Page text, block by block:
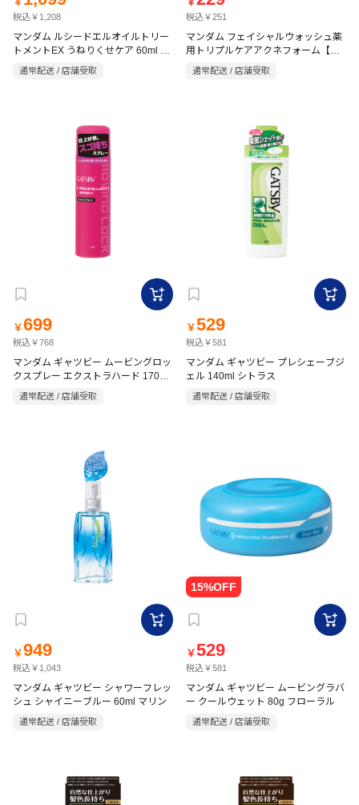
税込￥1,208
マンダム ルシードエルオイルトリー
トメントEX うねりくせケア 60ml フ
ローラル
通常配送 / 店舗受取
税込￥251
マンダム フェイシャルウォッシュ薬
用トリプルケアアクネフォーム【医
薬部外品】 130g シトラス
通常配送 / 店舗受取
￥699
税込￥768
マンダム ギャツビー ムービングロッ
クスプレー エクストラハード 170g
フローラル
通常配送 / 店舗受取
￥529
税込￥581
マンダム ギャツビー プレシェーブジ
ェル 140ml シトラス
通常配送 / 店舗受取
￥949
税込￥1,043
マンダム ギャツビー シャワーフレッ
シュ シャイニーブルー 60ml マリン
通常配送 / 店舗受取
￥529
税込￥581
マンダム ギャツビー ムービングラバ
ー クールウェット 80g フローラル
通常配送 / 店舗受取